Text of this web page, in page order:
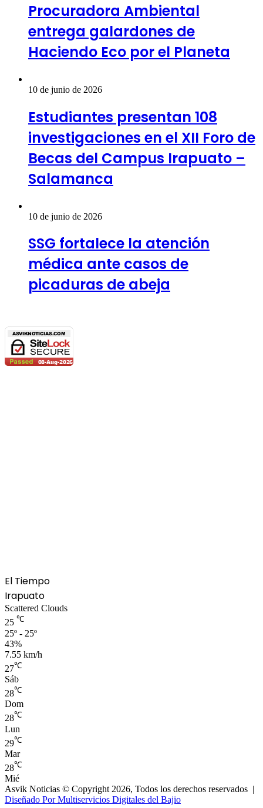
Procuradora Ambiental
entrega galardones de
Haciendo Eco por el Planeta
10 de junio de 2026
Estudiantes presentan 108
investigaciones en el XII Foro de
Becas del Campus Irapuato –
Salamanca
10 de junio de 2026
SSG fortalece la atención
médica ante casos de
picaduras de abeja
El Tiempo
Irapuato
Scattered Clouds
25 ℃
25º - 25º
43%
7.55 km/h
27℃
Sáb
28℃
Dom
28℃
Lun
29℃
Mar
28℃
Mié
Asvik Noticias © Copyright 2026, Todos los derechos reservados |
Diseñado Por Multiservicios Digitales del Bajio